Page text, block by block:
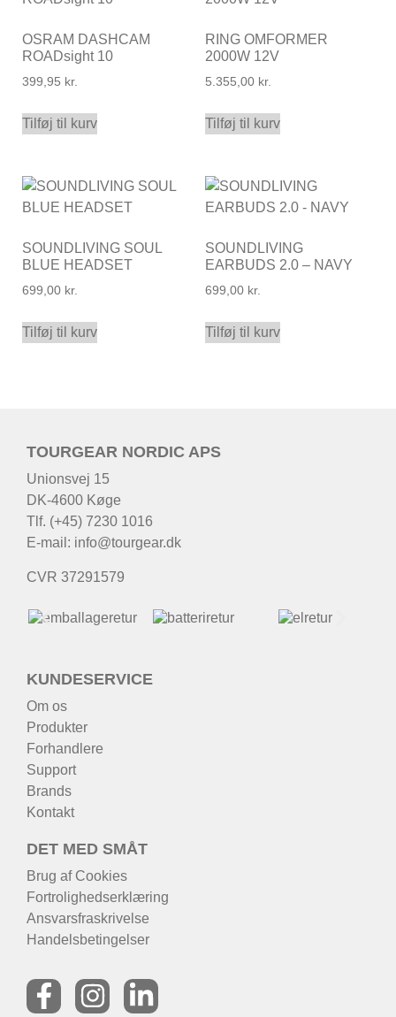
OSRAM DASHCAM
ROADsight 10
399,95 kr.
Tilføj til kurv
RING OMFORMER
2000W 12V
5.355,00 kr.
Tilføj til kurv
SOUNDLIVING SOUL
BLUE HEADSET
699,00 kr.
Tilføj til kurv
SOUNDLIVING
EARBUDS 2.0 – NAVY
699,00 kr.
Tilføj til kurv
TOURGEAR NORDIC APS
Unionsvej 15
DK-4600 Køge
Tlf. (+45) 7230 1016
E-mail: info@tourgear.dk
CVR 37291579
KUNDESERVICE
Om os
Produkter
Forhandlere
Support
Brands
Kontakt
DET MED SMÅT
Brug af Cookies
Fortrolighedserklæring
Ansvarsfraskrivelse
Handelsbetingelser